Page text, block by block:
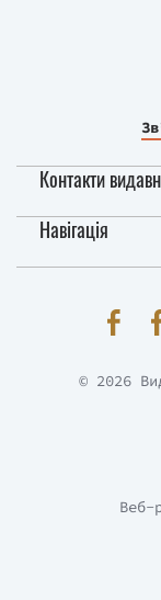
Контакти
Навігація
Веб-
© 2026